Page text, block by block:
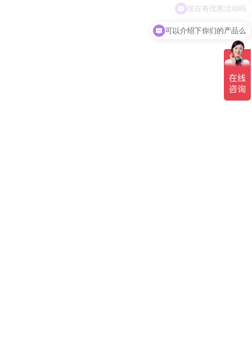
可以介绍下你们的产品么